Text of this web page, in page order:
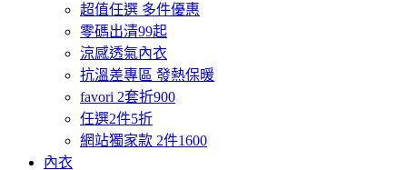
超值任選 多件優惠
零碼出清99起
涼感透氣內衣
抗溫差專區 發熱保暖
favori 2套折900
任選2件5折
網站獨家款 2件1600
內衣